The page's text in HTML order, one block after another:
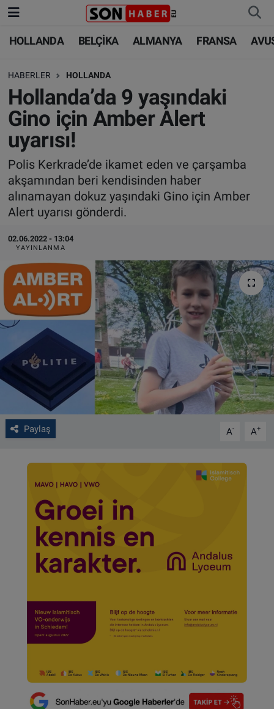
HOLLANDA BELÇİKA ALMANYA FRANSA
HABERLER HOLLANDA
Hollanda’da 9 yaşındaki
Gino için Amber Alert
uyarısı!
Polis Kerkrade’de ikamet eden ve çarşamba
akşamından beri kendisinden haber
alınamayan dokuz yaşındaki Gino için Amber
Alert uyarısı gönderdi.
02.06.2022 - 13:04
YAYINLANMA
Paylaş A- A+
HOLLANDA
BELÇİKA
ALMANYA
FRANSA
AVUSTURYA
SAĞLIK - YAŞAM
BİLİM-TEKNOLOJİ
HOLLANDA
BELÇİKA
ALMANYA
TÜRKİYE
DÜNYA
BİLİM-TEKNOLOJİ
SAĞLIK
FOTO GALERİ
VIDEO GALERİ
ALGEMENE VOORWAARDEN
CONTACT
Çerez Politikası
Nöbetçi Eczaneler
Hava Durumu
Trafik Durumu
Süper Lig Puan Durumu ve Fikstür
Tüm Manşetler
Son Dakika Haberleri
Haber Arşivi